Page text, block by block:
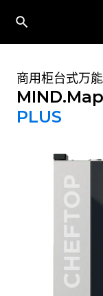
商用柜台式万
PLUS